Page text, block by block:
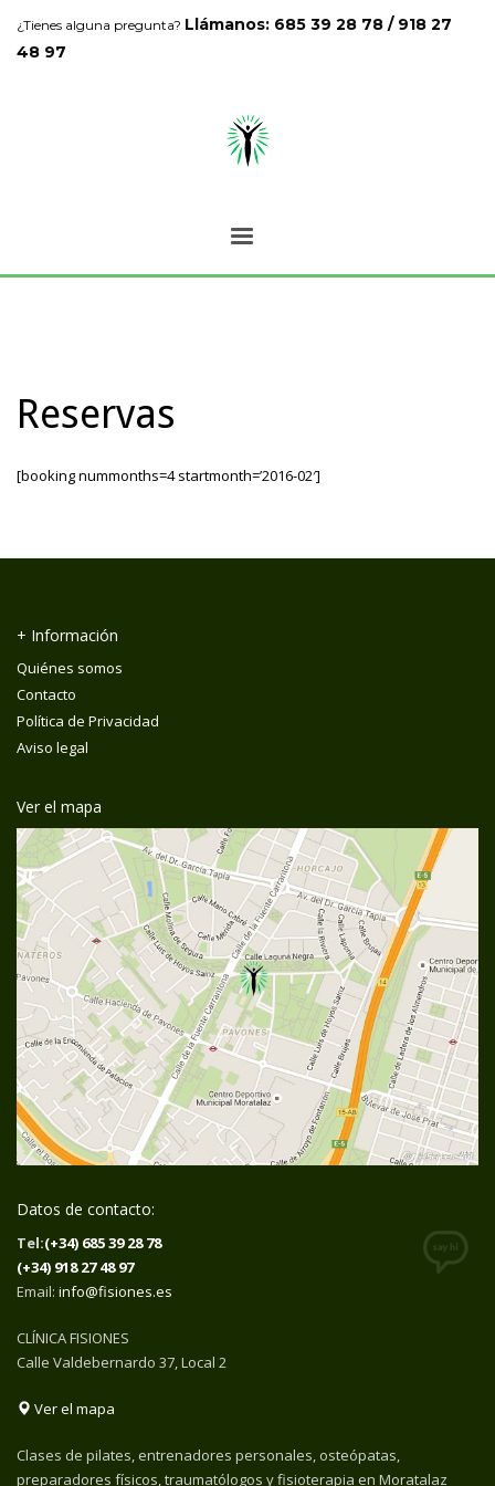
¿Tienes alguna pregunta? Llámanos: 685 39 28 78 / 918 27
48 97
Reservas
[booking nummonths=4 startmonth=’2016-02′]
+ Información
Quiénes somos
Contacto
Política de Privacidad
Aviso legal
Ver el mapa
Datos de contacto:
Tel:(+34) 685 39 28 78
(+34) 918 27 48 97
Email: info@fisiones.es
CLÍNICA FISIONES
Calle Valdebernardo 37, Local 2
Ver el mapa
Clases de pilates, entrenadores personales, osteópatas,
preparadores físicos, traumatólogos y fisioterapia en Moratalaz